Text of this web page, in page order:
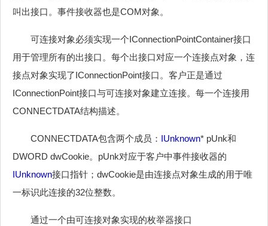
叫出接口。事件接收器也是COM对象。
可连接对象必须实现一个IConnectionPointContainer接口
用于管理所有的出接口。每个出接口对应一个连接点对象，连
接点对象实现了IConnectionPoint接口。客户正是通过
IConnectionPoint接口与可连接对象建立连接。每一个连接用
CONNECTDATA结构描述。
CONNECTDATA包含两个成员： IUnknown* pUnk和
DWORD dwCookie。pUnk对应于客户中事件接收器的
IUnknown接口指针；dwCookie是由连接点对象生成的用于唯
一标识此连接的32位整数。
通过一个由可连接对象实现的枚举器接口